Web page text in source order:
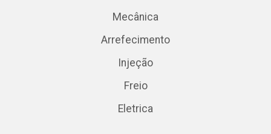
Mecânica
Arrefecimento
Injeção
Freio
Eletrica